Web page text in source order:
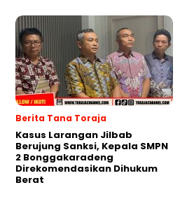
Berita Tana Toraja
Kasus Larangan Jilbab
Berujung Sanksi, Kepala SMPN
2 Bonggakaradeng
Direkomendasikan Dihukum
Berat